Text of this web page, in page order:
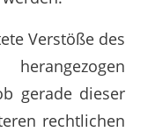
Verstöße des
gerade dieser
rechtlichen